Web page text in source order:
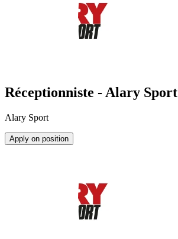
Réceptionniste - Alary Sport
Alary Sport
Apply on position